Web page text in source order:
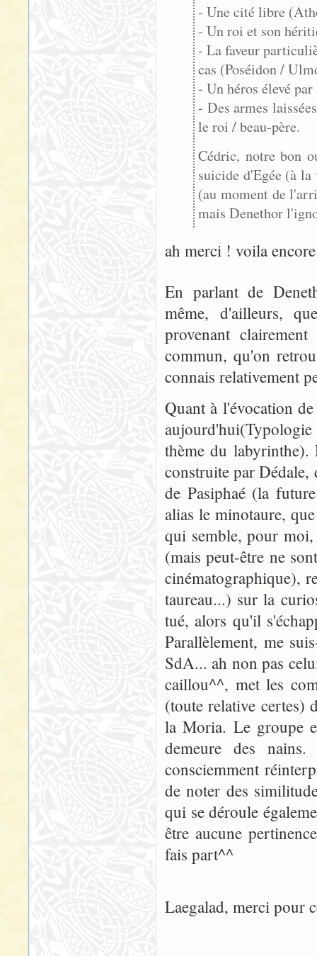
- Une cité libre
- Un roi et son
- La faveur
cas (Poséidon /
- Un héros élevé
- Des armes
le roi / beau-père.
Cédric, notre bon
suicide d'Egée (à
(au moment de
mais Denethor
ah merci ! voila
En parlant de
même, d'ailleurs,
provenant
commun, qu'on
connais relativement
Quant à l'évocation
thème du
construite par
de Pasiphaé (la
alias le minotaure,
qui semble, pour moi,
(mais peut-être ne
cinématographique),
taureau...) sur la
tué, alors qu'il
Parallèlement, me
SdA... ah non pas
caillou^^, met les
(toute relative certes)
la Moria. Le groupe
demeure des
consciemment
de noter des
qui se déroule
être aucune
fais part^^
Laegalad, merci pour